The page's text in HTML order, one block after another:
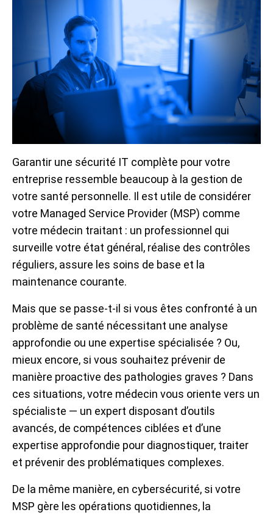
Garantir une sécurité IT complète pour votre
entreprise ressemble beaucoup à la gestion de
votre santé personnelle. Il est utile de considérer
votre Managed Service Provider (MSP) comme
votre médecin traitant : un professionnel qui
surveille votre état général, réalise des contrôles
réguliers, assure les soins de base et la
maintenance courante.
Mais que se passe-t-il si vous êtes confronté à un
problème de santé nécessitant une analyse
approfondie ou une expertise spécialisée ? Ou,
mieux encore, si vous souhaitez prévenir de
manière proactive des pathologies graves ? Dans
ces situations, votre médecin vous oriente vers un
spécialiste — un expert disposant d’outils
avancés, de compétences ciblées et d’une
expertise approfondie pour diagnostiquer, traiter
et prévenir des problématiques complexes.
De la même manière, en cybersécurité, si votre
MSP gère les opérations quotidiennes, la